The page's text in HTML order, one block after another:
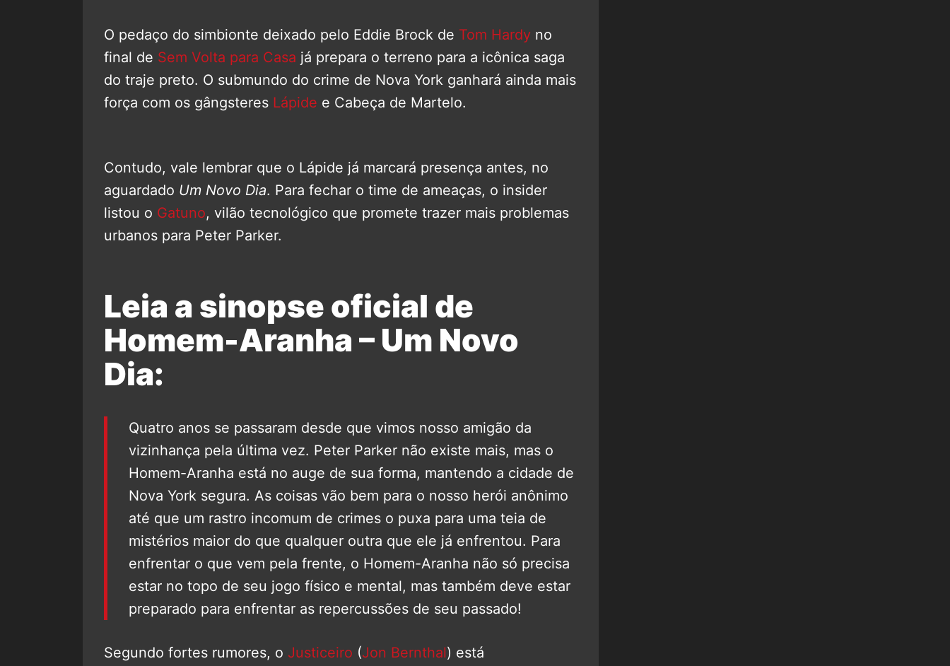
O pedaço do simbionte deixado pelo Eddie Brock de Tom Hardy no
final de Sem Volta para Casa já prepara o terreno para a icônica saga
do traje preto. O submundo do crime de Nova York ganhará ainda mais
força com os gângsteres Lápide e Cabeça de Martelo.
Contudo, vale lembrar que o Lápide já marcará presença antes, no
aguardado Um Novo Dia. Para fechar o time de ameaças, o insider
listou o Gatuno, vilão tecnológico que promete trazer mais problemas
urbanos para Peter Parker.
Leia a sinopse oficial de
Homem-Aranha – Um Novo
Dia:
Quatro anos se passaram desde que vimos nosso amigão da
vizinhança pela última vez. Peter Parker não existe mais, mas o
Homem-Aranha está no auge de sua forma, mantendo a cidade de
Nova York segura. As coisas vão bem para o nosso herói anônimo
até que um rastro incomum de crimes o puxa para uma teia de
mistérios maior do que qualquer outra que ele já enfrentou. Para
enfrentar o que vem pela frente, o Homem-Aranha não só precisa
estar no topo de seu jogo físico e mental, mas também deve estar
preparado para enfrentar as repercussões de seu passado!
Segundo fortes rumores, o Justiceiro (Jon Bernthal) está